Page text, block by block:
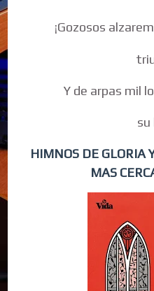
¡Gozosos
Y de arpas mil
su
HIMNOS DE GLORIA
MAS